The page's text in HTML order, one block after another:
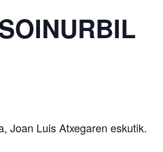
Joan Luis Atxegaren eskutik.